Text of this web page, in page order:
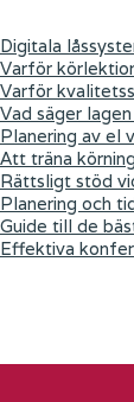
Digitala
Varför
Varför
Vad säger
Planering av el
Att träna
Rättsligt stöd
Planering och
Guide till de
Effektiva